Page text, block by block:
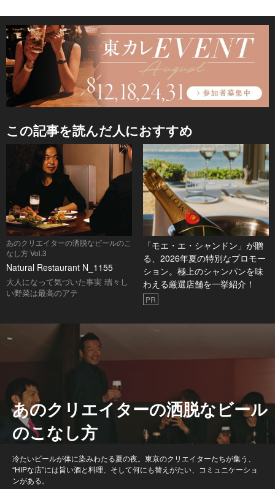
この記事を読んだ人におすすめ
あのクリエイターの洒脱なビールのこ
なし方 Vol.3
Natural Restaurant N_1155
大人になって気づいた事実 瑞々し
い野菜は最高のアテ
「モエ・エ・シャンドン」が贈
る、2026年夏の特別なプロモー
ション。極上のシャンパンを味
わえる厳選店舗を一挙紹介！
PR
あのクリエイターの洒脱なビール
のこなし方
冷たいビールが体に染みわたる夏の夜。東京のクリエイターたちが集う、
“HIPな店”には旨い酒と料理、そして何にも替えがたい、コミュニケーショ
ンがある。